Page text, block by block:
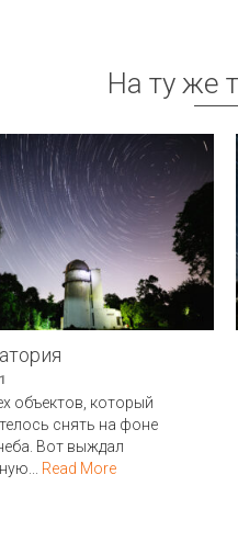
На ту же
объектов, который
снять на фоне
Вот выждал
Read More